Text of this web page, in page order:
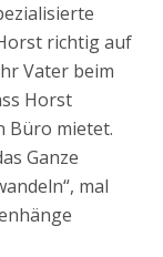
richtig auf
Vater beim
Horst
Büro mietet.
Ganze
mal